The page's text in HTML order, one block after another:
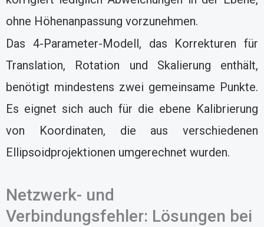
ohne Höhenanpassung vorzunehmen.
Das 4-Parameter-Modell, das Korrekturen für
Translation, Rotation und Skalierung enthält,
benötigt mindestens zwei gemeinsame Punkte.
Es eignet sich auch für die ebene Kalibrierung
von Koordinaten, die aus verschiedenen
Ellipsoidprojektionen umgerechnet wurden.
Netzwerk- und
Verbindungsfehler: Lösungen bei